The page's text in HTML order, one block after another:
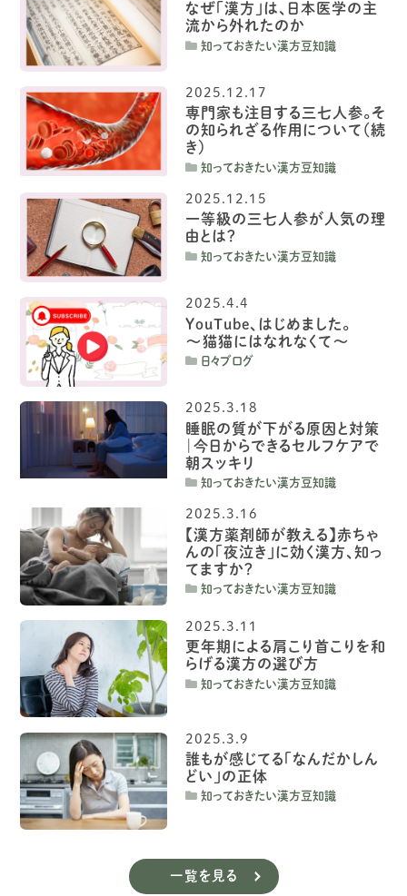
なぜ「漢方」は、日本医学の主
流から外れたのか
知っておきたい漢方豆知識
2025.12.17
専門家も注目する三七人参。そ
の知られざる作用について（続
き）
知っておきたい漢方豆知識
2025.12.15
一等級の三七人参が人気の理
由とは？
知っておきたい漢方豆知識
2025.4.4
YouTube、はじめました。
〜猫猫にはなれなくて〜
日々ブログ
2025.3.18
睡眠の質が下がる原因と対策
｜今日からできるセルフケアで
朝スッキリ
知っておきたい漢方豆知識
2025.3.16
【漢方薬剤師が教える】赤ちゃ
んの「夜泣き」に効く漢方、知っ
てますか？
知っておきたい漢方豆知識
2025.3.11
更年期による肩こり首こりを和
らげる漢方の選び方
知っておきたい漢方豆知識
2025.3.9
誰もが感じてる「なんだかしん
どい」の正体
知っておきたい漢方豆知識
一覧を見る